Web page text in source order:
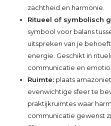
zachtheid en harmonie.
Ritueel of symbolisch
symbool voor balans
uitspreken van je
energie. Geschikt in
communicatie en
Ruimte: plaats
evenwichtige sfeer te
praktijkruimtes waar
communicatie gewenst